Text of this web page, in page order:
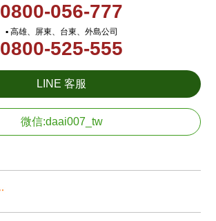
0800-056-777
▪ 高雄、屏東、台東、外島公司
0800-525-555
LINE 客服
微信:daai007_tw